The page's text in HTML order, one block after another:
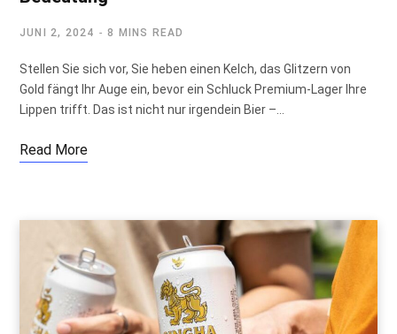
JUNI 2, 2024 8 MINS READ
Stellen Sie sich vor, Sie heben einen Kelch, das Glitzern von
Gold fängt Ihr Auge ein, bevor ein Schluck Premium-Lager Ihre
Lippen trifft. Das ist nicht nur irgendein Bier –…
Read More